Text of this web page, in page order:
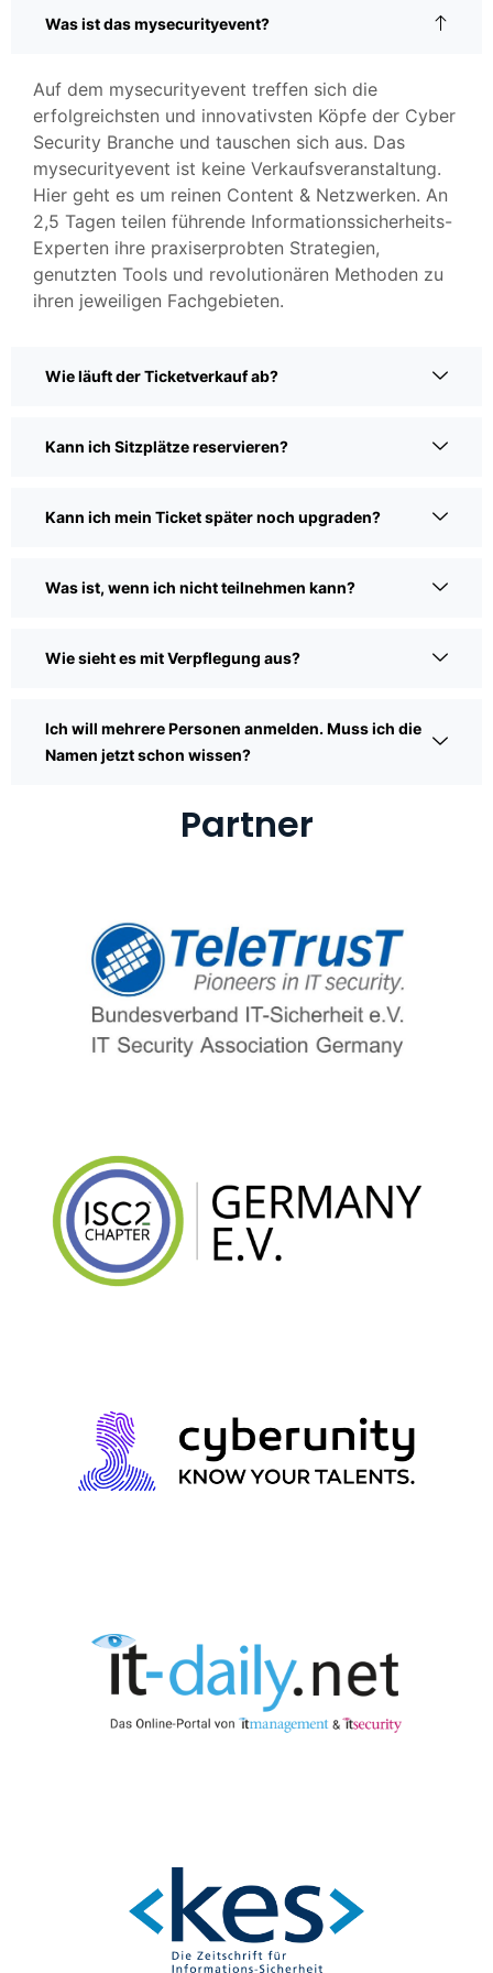
Was ist das mysecurityevent?
Auf dem mysecurityevent treffen sich die
erfolgreichsten und innovativsten Köpfe der Cyber
Security Branche und tauschen sich aus. Das
mysecurityevent ist keine Verkaufsveranstaltung.
Hier geht es um reinen Content & Netzwerken. An
2,5 Tagen teilen führende Informationssicherheits-
Experten ihre praxiserprobten Strategien,
genutzten Tools und revolutionären Methoden zu
ihren jeweiligen Fachgebieten.
Wie läuft der Ticketverkauf ab?
Kann ich Sitzplätze reservieren?
Kann ich mein Ticket später noch upgraden?
Was ist, wenn ich nicht teilnehmen kann?
Wie sieht es mit Verpflegung aus?
Ich will mehrere Personen anmelden. Muss ich die
Namen jetzt schon wissen?
Partner